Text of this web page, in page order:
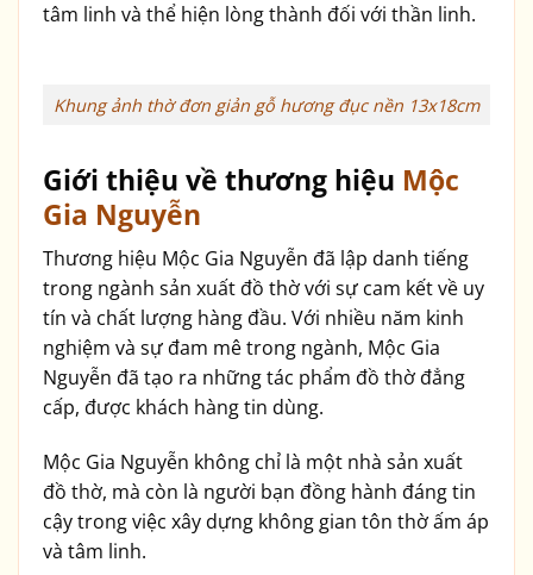
tâm linh và thể hiện lòng thành đối với thần linh.
Khung ảnh thờ đơn giản gỗ hương đục nền 13x18cm
Giới thiệu về thương hiệu Mộc
Gia Nguyễn
Thương hiệu Mộc Gia Nguyễn đã lập danh tiếng
trong ngành sản xuất đồ thờ với sự cam kết về uy
tín và chất lượng hàng đầu. Với nhiều năm kinh
nghiệm và sự đam mê trong ngành, Mộc Gia
Nguyễn đã tạo ra những tác phẩm đồ thờ đẳng
cấp, được khách hàng tin dùng.
Mộc Gia Nguyễn không chỉ là một nhà sản xuất
đồ thờ, mà còn là người bạn đồng hành đáng tin
cậy trong việc xây dựng không gian tôn thờ ấm áp
và tâm linh.